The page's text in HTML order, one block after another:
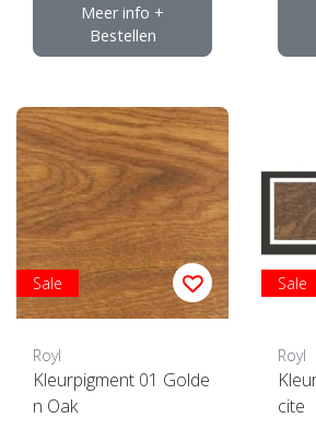
Meer info +
Bestellen
Sale
Royl
Kleurpigment 01 Golde
n Oak
Sale
Royl
cite